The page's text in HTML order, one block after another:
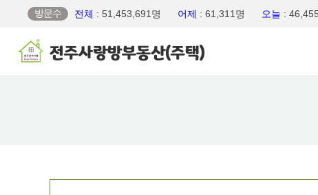
방문수 전체 : 51,453,691명 어제 : 61,311명 오늘 :